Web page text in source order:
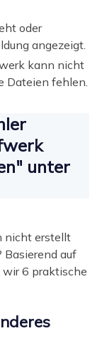
oder
angezeigt.
kann nicht
Dateien fehlen.
unter
nicht erstellt
Basierend auf
6 praktische